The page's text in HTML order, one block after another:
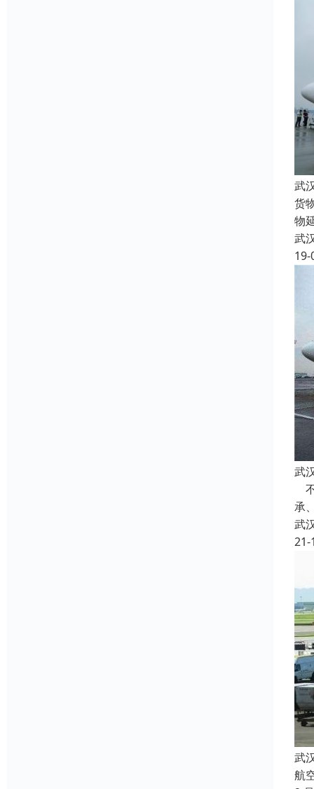
武
货
物
武
19-
武
承
武
21-
武
航